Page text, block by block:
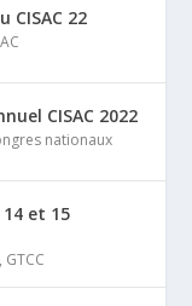
CISAC 22
CISAC 2022
nationaux
et 15
, GTCC